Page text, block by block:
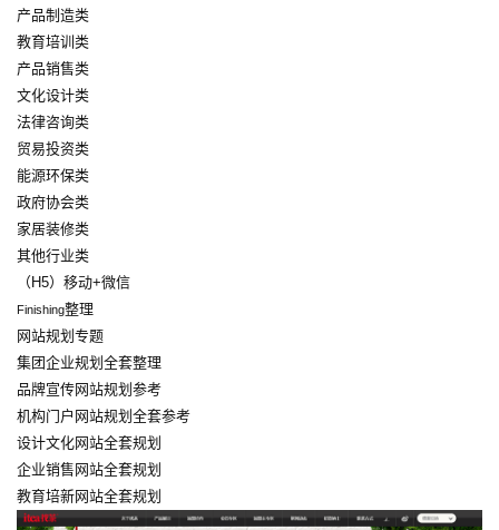
产品制造类
教育培训类
产品销售类
文化设计类
法律咨询类
贸易投资类
能源环保类
政府协会类
家居装修类
其他行业类
（H5）移动+微信
Finishing整理
网站规划专题
集团企业规划全套整理
品牌宣传网站规划参考
机构门户网站规划全套参考
设计文化网站全套规划
企业销售网站全套规划
教育培新网站全套规划